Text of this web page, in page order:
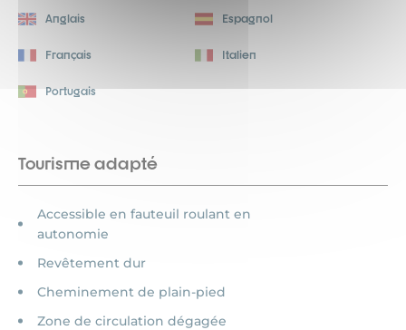
Anglais Espagnol
Français Italien
Portugais
Tourisme adapté
Accessible en fauteuil roulant en
autonomie
Revêtement dur
Cheminement de plain-pied
Zone de circulation dégagée